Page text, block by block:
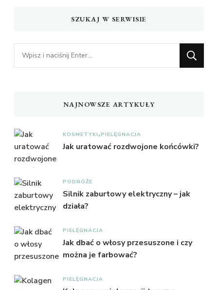
SZUKAJ W SERWISIE
Szukasz
czegoś?
NAJNOWSZE ARTYKUŁY
KOSMETYKI PIELĘGNACJA
Jak uratować rozdwojone końcówki?
PODRÓŻE
Silnik zaburtowy elektryczny – jak
działa?
PIELĘGNACJA
Jak dbać o włosy przesuszone i czy
można je farbować?
PIELĘGNACJA